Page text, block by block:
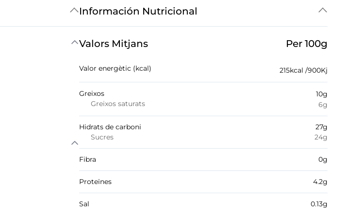
Información Nutricional
Valors Mitjans Per 100g
Valor energètic (kcal) 215kcal /900Kj
Greixos
Greixos saturats
10g
6g
Hidrats de carboni
Sucres
27g
24g
Fibra 0g
Proteïnes 4.2g
Sal 0.13g